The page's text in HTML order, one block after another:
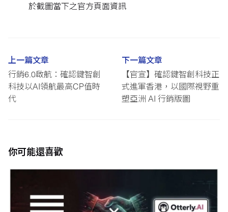
於截圖當下之官方頁面資訊
上一篇文章
行銷6.0啟航：確認鍵智創
科技以AI領航最高CP值時
代
下一篇文章
【官宣】確認鍵智創科技正
式進軍香港，以國際視野重
塑亞洲 AI 行銷版圖
你可能還喜歡